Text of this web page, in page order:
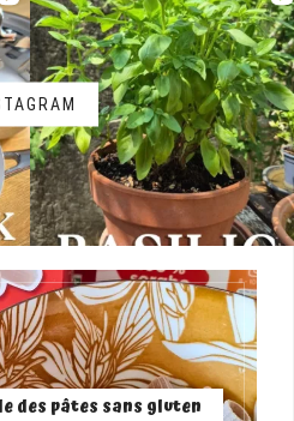
des pâtes sans gluten